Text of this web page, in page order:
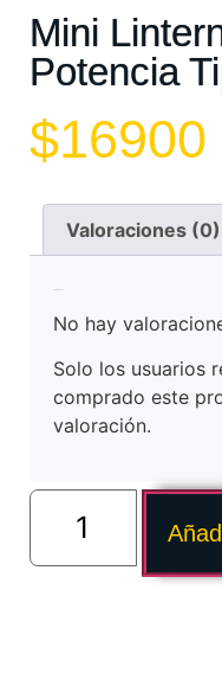
Mini
Potencia
$16900
Valoraciones (0)
No hay
Solo los usuarios
comprado este
valoración.